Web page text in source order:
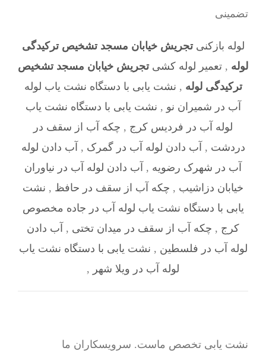
تضمینی
لوله بازکنیتجریش خیابان مسجد تشخیص ترکیدگی
لوله , تعمیر لوله کشیتجریش خیابان مسجد تشخیص
ترکیدگی لوله , نشت یابی با دستگاه نشت یاب لوله
آب در شمیران نو , نشت یابی با دستگاه نشت یاب
لوله آب در فردیس کرج , چکه آب از سقف در
دردشت , آب دادن لوله آب در گمرک , آب دادن لوله
آب در شهرک رضویه , آب دادن لوله آب در نیاوران
خیابان دزاشیب , چکه آب از سقف در حافظ , نشت
یابی با دستگاه نشت یاب لوله آب در جاده مخصوص
کرج , چکه آب از سقف در میدان تختی , آب دادن
لوله آب در فلسطین , نشت یابی با دستگاه نشت یاب
لوله آب در ویلا شهر ,
نشت یابی تخصص ماست. سرویسکاران ما